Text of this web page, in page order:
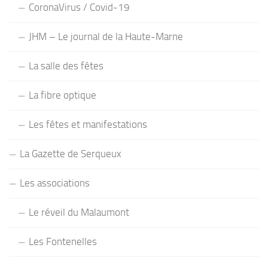
CoronaVirus / Covid-19
JHM – Le journal de la Haute-Marne
La salle des fêtes
La fibre optique
Les fêtes et manifestations
La Gazette de Serqueux
Les associations
Le réveil du Malaumont
Les Fontenelles